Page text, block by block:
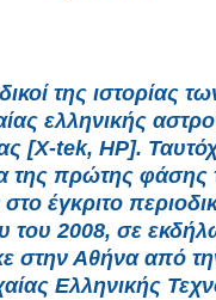
της ιστορίας
ελληνικής
[X-tek, HP].
της πρώτης φάσης
έγκριτο
του 2008, σε
στην Αθήνα από
Ελληνικής